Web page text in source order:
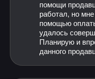
помощи
работал, но
помощью
удалось
Планирую и
данного